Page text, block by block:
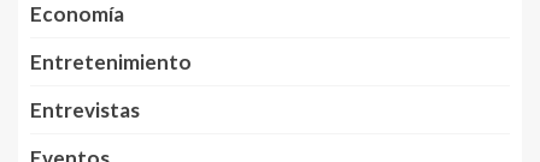
Economía
Entretenimiento
Entrevistas